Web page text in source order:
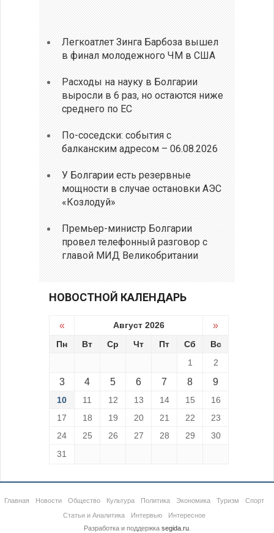
Легкоатлет Зинга Барбоза вышел
в финал молодежного ЧМ в США
Расходы на науку в Болгарии
выросли в 6 раз, но остаются ниже
среднего по ЕС
По-соседски: события с
балканским адресом – 06.08.2026
У Болгарии есть резервные
мощности в случае остановки АЭС
«Козлодуй»
Премьер-министр Болгарии
провел телефонный разговор с
главой МИД Великобритании
НОВОСТНОЙ КАЛЕНДАРЬ
« Август 2026 »
Пн Вт Ср Чт Пт Сб
Вс
1
2
3 4 5 6 7 8 9
10 11 12 13 14 15
16
17
18 19 20 21 22
23
24
25 26 27 28 29
30
31
Главная Новости Общество Культура Политика Экономика Туризм
Спорт
Статьи и Аналитика
Интервью
Интересное
Разработка и поддержка segida.ru.